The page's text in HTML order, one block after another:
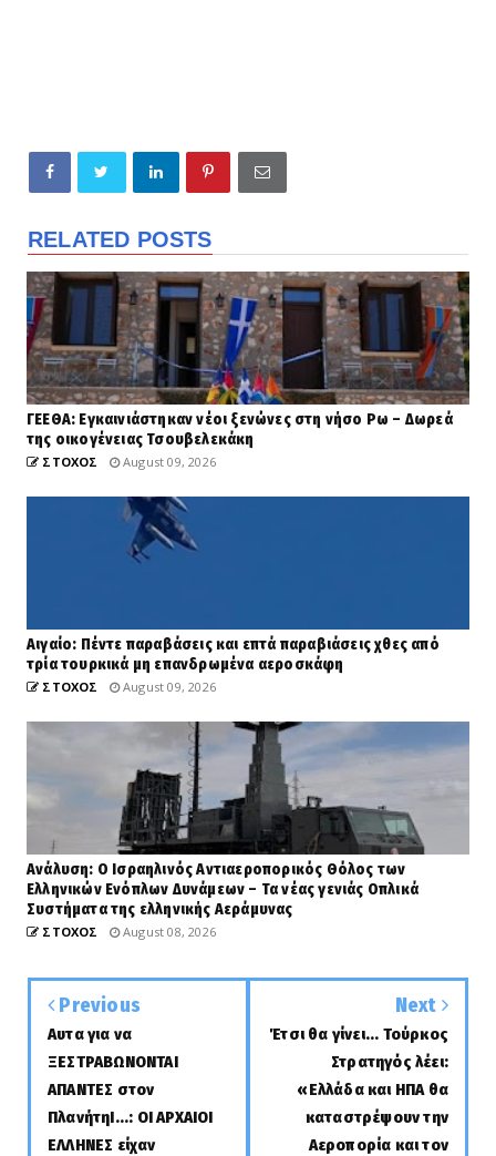
RELATED POSTS
ΓΕΕΘΑ: Εγκαινιάστηκαν νέοι ξενώνες στη νήσο Ρω – Δωρεά
της οικογένειας Τσουβελεκάκη
ΣΤΟΧΟΣ August 09, 2026
Αιγαίο: Πέντε παραβάσεις και επτά παραβιάσεις χθες από
τρία τουρκικά μη επανδρωμένα αεροσκάφη
ΣΤΟΧΟΣ August 09, 2026
Ανάλυση: Ο Ισραηλινός Αντιαεροπορικός Θόλος των
Ελληνικών Ενόπλων Δυνάμεων – Τα νέας γενιάς Οπλικά
Συστήματα της ελληνικής Αεράμυνας
ΣΤΟΧΟΣ August 08, 2026
Previous
Αυτα για να
ΞΕΣΤΡΑΒΩΝΟΝΤΑΙ
ΑΠΑΝΤΕΣ στον
ΠλανήτηΙ...: ΟΙ ΑΡΧΑΙΟΙ
ΕΛΛΗΝΕΣ είχαν
Next
Έτσι θα γίνει... Τούρκος
Στρατηγός λέει:
«Ελλάδα και ΗΠΑ θα
καταστρέψουν την
Αεροπορία και τον